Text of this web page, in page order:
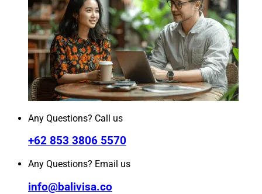
Any Questions? Call us
+62 853 3806 5570
Any Questions? Email us
info@balivisa.co